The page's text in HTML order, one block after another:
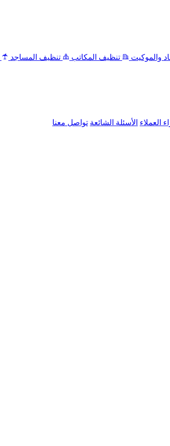
والموكيت تنظيف المكاتب تنظيف المساجد
العملاء الأسئلة الشائعة تواصل معنا